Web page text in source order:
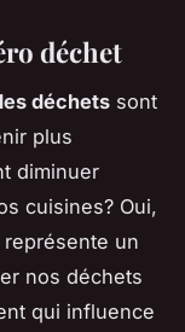
déchet
déchets sont
plus
diminuer
cuisines? Oui,
un
nos déchets
qui influence